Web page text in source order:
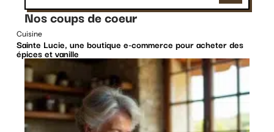
Nos coups de coeur
Cuisine
Sainte Lucie, une boutique e-commerce pour acheter des
épices et vanille